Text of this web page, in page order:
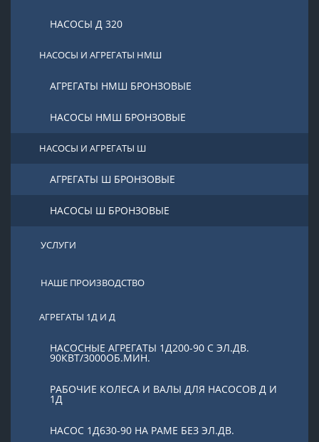
НАСОСЫ Д 320
НАСОСЫ И АГРЕГАТЫ НМШ
АГРЕГАТЫ НМШ БРОНЗОВЫЕ
НАСОСЫ НМШ БРОНЗОВЫЕ
НАСОСЫ И АГРЕГАТЫ Ш
АГРЕГАТЫ Ш БРОНЗОВЫЕ
НАСОСЫ Ш БРОНЗОВЫЕ
УСЛУГИ
НАШЕ ПРОИЗВОДСТВО
АГРЕГАТЫ 1Д И Д
НАСОСНЫЕ АГРЕГАТЫ 1Д200-90 С ЭЛ.ДВ.
90КВТ/3000ОБ.МИН.
РАБОЧИЕ КОЛЕСА И ВАЛЫ ДЛЯ НАСОСОВ Д И
1Д
НАСОС 1Д630-90 НА РАМЕ БЕЗ ЭЛ.ДВ.